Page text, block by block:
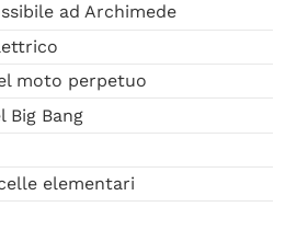
ad Archimede
moto perpetuo
Big Bang
elementari